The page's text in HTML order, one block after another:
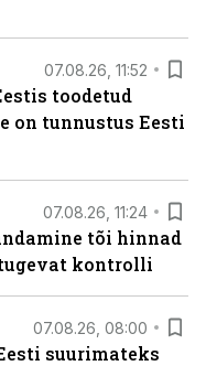
07.08.26, 11:52
toodetud
on tunnustus Eesti
07.08.26, 11:24
tõi hinnad
kontrolli
07.08.26, 08:00
suurimateks